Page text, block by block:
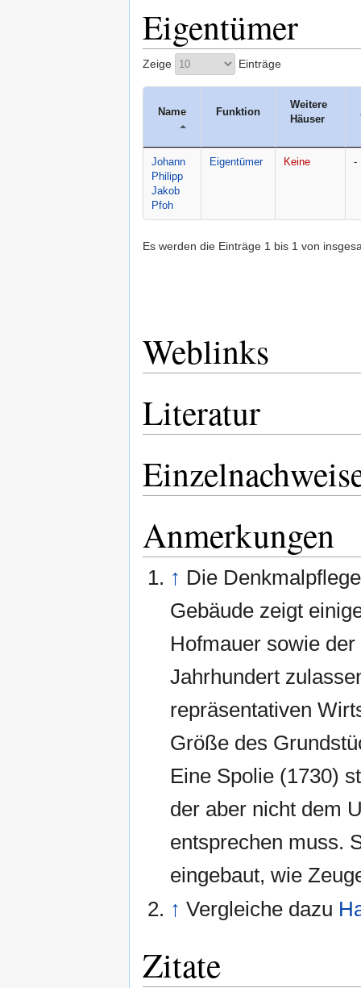
Eigentümer
Zeige Einträge
Name Funktion
Weitere
Häuser
Johann
Philipp
Jakob
Pfoh
Eigentümer Keine -
Es werden die Einträge 1 bis 1 von
Weblinks
Literatur
Anmerkungen
↑ Die
Gebäude zeigt
Hofmauer sowie
Jahrhundert
repräsentativen
Größe des
Eine Spolie (1730)
der aber nicht dem
entsprechen muss.
eingebaut, wie
↑ Vergleiche dazu
Zitate